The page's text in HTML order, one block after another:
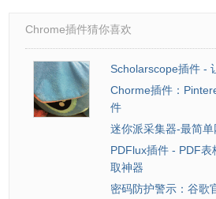
Chrome插件猜你喜欢
Scholarscope插件 -
Chorme插件：
件
迷你派采集器-最简
PDFlux插件 - PDF表
取神器
密码防护警示：谷歌